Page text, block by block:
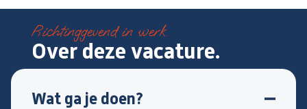
Richtinggevend in werk.
Over deze vacature.
Wat ga je doen?